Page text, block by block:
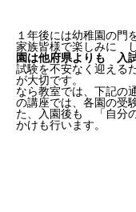
１年後には幼稚園の門
家族皆様で楽しみに
園は他府県よりも 入
試験を不安なく迎える
が大切です。
なら教室では、下記の
の講座では、各園の受
た、入園後も 「自分
かけも行います。